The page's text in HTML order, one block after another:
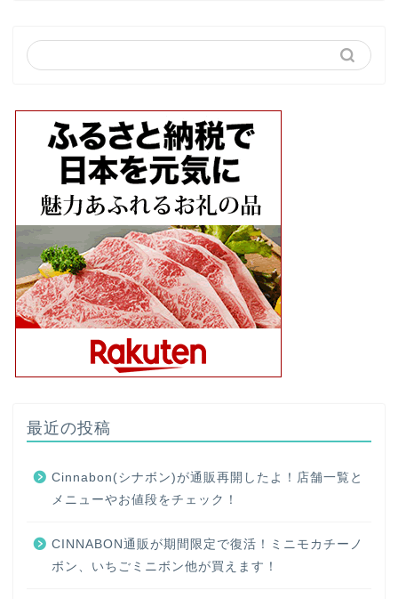
最近の投稿
Cinnabon(シナボン)が通販再開したよ！店舗一覧と
メニューやお値段をチェック！
CINNABON通販が期間限定で復活！ミニモカチーノ
ボン、いちごミニボン他が買えます！